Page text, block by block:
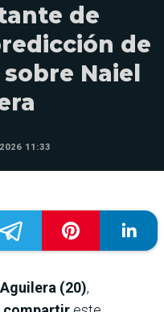
de
de
Naiel
11:33
(20),